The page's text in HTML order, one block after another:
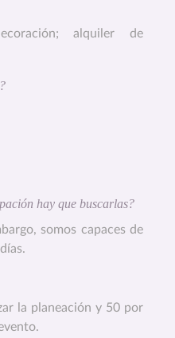
alquiler de
hay que buscarlas?
somos capaces de
la planeación y 50 por